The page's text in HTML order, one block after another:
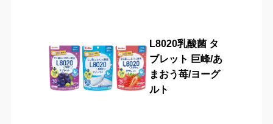
L8020乳酸菌 タ
ブレット 巨峰/あ
まおう苺/ヨーグ
ルト